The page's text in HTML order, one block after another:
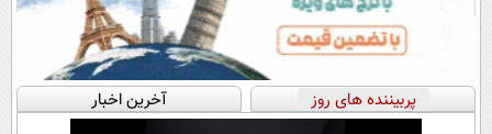
پربیننده های روز آخرین اخبار